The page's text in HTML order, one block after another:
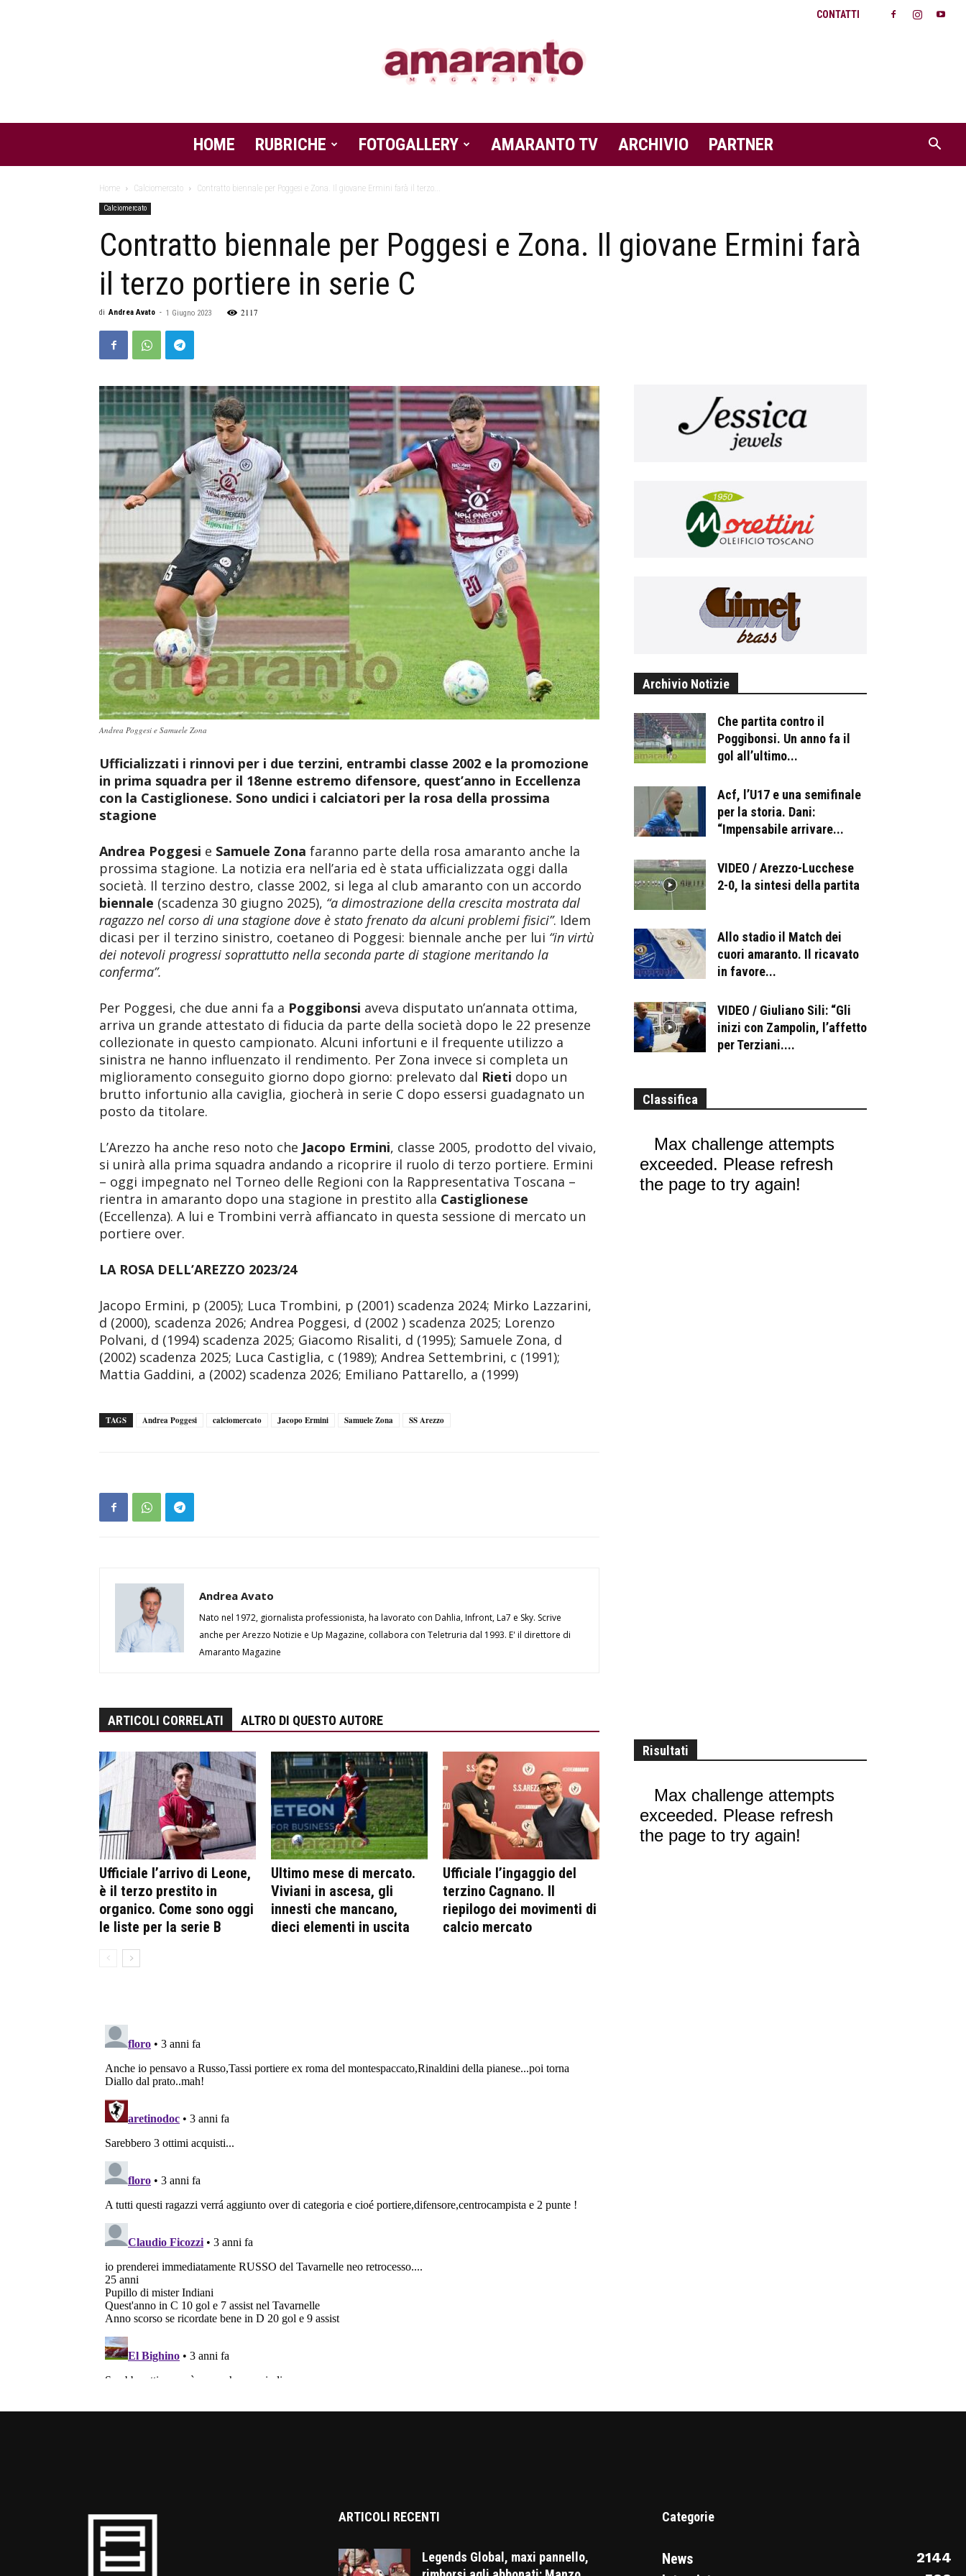
CONTATTI
Amaranto
Magazine
HOME RUBRICHE FOTOGALLERY AMARANTO TV ARCHIVIO PARTNER
Home Calciomercato Contratto biennale per Poggesi e Zona. Il giovane Ermini farà il terzo...
Calciomercato
Contratto biennale per Poggesi e Zona. Il giovane Ermini farà
il terzo portiere in serie C
di Andrea Avato - 1 Giugno 2023 2117
Andrea Poggesi e Samuele Zona
Ufficializzati i rinnovi per i due terzini, entrambi classe 2002 e la promozione
in prima squadra per il 18enne estremo difensore, quest’anno in Eccellenza
con la Castiglionese. Sono undici i calciatori per la rosa della prossima
stagione
Andrea Poggesi e Samuele Zona faranno parte della rosa amaranto anche la
prossima stagione. La notizia era nell’aria ed è stata ufficializzata oggi dalla
società. Il terzino destro, classe 2002, si lega al club amaranto con un accordo
biennale (scadenza 30 giugno 2025), “a dimostrazione della crescita mostrata dal
ragazzo nel corso di una stagione dove è stato frenato da alcuni problemi fisici”. Idem
dicasi per il terzino sinistro, coetaneo di Poggesi: biennale anche per lui “in virtù
dei notevoli progressi soprattutto nella seconda parte di stagione meritando la
conferma”.
Per Poggesi, che due anni fa a Poggibonsi aveva disputato un’annata ottima,
arriva un grande attestato di fiducia da parte della società dopo le 22 presenze
collezionate in questo campionato. Alcuni infortuni e il frequente utilizzo a
sinistra ne hanno influenzato il rendimento. Per Zona invece si completa un
miglioramento conseguito giorno dopo giorno: prelevato dal Rieti dopo un
brutto infortunio alla caviglia, giocherà in serie C dopo essersi guadagnato un
posto da titolare.
L’Arezzo ha anche reso noto che Jacopo Ermini, classe 2005, prodotto del vivaio,
si unirà alla prima squadra andando a ricoprire il ruolo di terzo portiere. Ermini
– oggi impegnato nel Torneo delle Regioni con la Rappresentativa Toscana –
rientra in amaranto dopo una stagione in prestito alla Castiglionese
(Eccellenza). A lui e Trombini verrà affiancato in questa sessione di mercato un
portiere over.
LA ROSA DELL’AREZZO 2023/24
Jacopo Ermini, p (2005); Luca Trombini, p (2001) scadenza 2024; Mirko Lazzarini,
d (2000), scadenza 2026; Andrea Poggesi, d (2002 ) scadenza 2025; Lorenzo
Polvani, d (1994) scadenza 2025; Giacomo Risaliti, d (1995); Samuele Zona, d
(2002) scadenza 2025; Luca Castiglia, c (1989); Andrea Settembrini, c (1991);
Mattia Gaddini, a (2002) scadenza 2026; Emiliano Pattarello, a (1999)
TAGS Andrea Poggesi calciomercato Jacopo Ermini Samuele Zona SS Arezzo
Andrea Avato
Nato nel 1972, giornalista professionista, ha lavorato con Dahlia, Infront, La7 e Sky. Scrive
anche per Arezzo Notizie e Up Magazine, collabora con Teletruria dal 1993. E' il direttore di
Amaranto Magazine
ARTICOLI CORRELATI ALTRO DI QUESTO AUTORE
Ufficiale l’arrivo di Leone,
è il terzo prestito in
organico. Come sono oggi
le liste per la serie B
Ultimo mese di mercato.
Viviani in ascesa, gli
innesti che mancano,
dieci elementi in uscita
Ufficiale l’ingaggio del
terzino Cagnano. Il
riepilogo dei movimenti di
calcio mercato
Archivio Notizie
Che partita contro il
Poggibonsi. Un anno fa il
gol all’ultimo...
Acf, l’U17 e una semifinale
per la storia. Dani:
“Impensabile arrivare...
VIDEO / Arezzo-Lucchese
2-0, la sintesi della partita
Allo stadio il Match dei
cuori amaranto. Il ricavato
in favore...
VIDEO / Giuliano Sili: “Gli
inizi con Zampolin, l’affetto
per Terziani....
Classifica
Risultati
ARTICOLI RECENTI
Legends Global, maxi pannello,
Categorie
News
2144